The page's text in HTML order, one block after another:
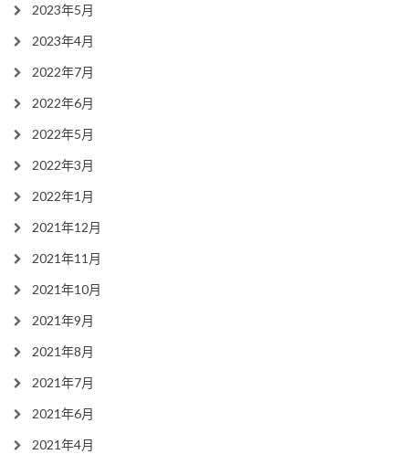
2023年5月
2023年4月
2022年7月
2022年6月
2022年5月
2022年3月
2022年1月
2021年12月
2021年11月
2021年10月
2021年9月
2021年8月
2021年7月
2021年6月
2021年4月